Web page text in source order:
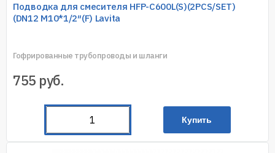
Подводка для смесителя HFP-C600L(S)(2PCS/SET)
(DN12 M10*1/2″(F) Lavita
Гофрированные трубопроводы и шланги
755 руб.
Купить